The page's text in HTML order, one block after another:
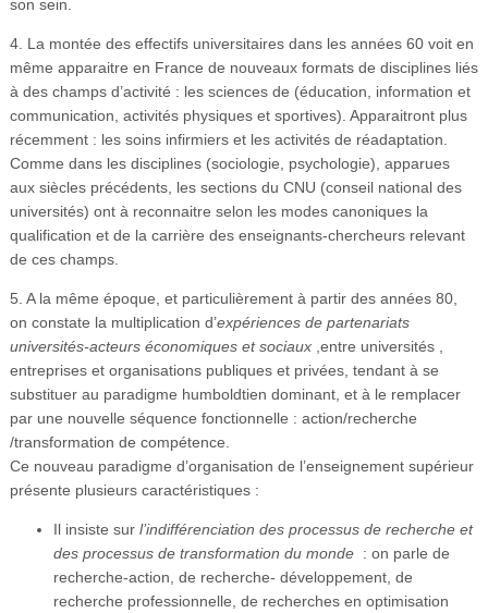
son sein.
4. La montée des effectifs universitaires dans les années 60 voit en
même apparaitre en France de nouveaux formats de disciplines liés
à des champs d’activité : les sciences de (éducation, information et
communication, activités physiques et sportives). Apparaitront plus
récemment : les soins infirmiers et les activités de réadaptation.
Comme dans les disciplines (sociologie, psychologie), apparues
aux siècles précédents, les sections du CNU (conseil national des
universités) ont à reconnaitre selon les modes canoniques la
qualification et de la carrière des enseignants-chercheurs relevant
de ces champs.
5. A la même époque, et particulièrement à partir des années 80,
on constate la multiplication d’expériences de partenariats
universités-acteurs économiques et sociaux,entre universités ,
entreprises et organisations publiques et privées, tendant à se
substituer au paradigme humboldtien dominant, et à le remplacer
par une nouvelle séquence fonctionnelle : action/recherche
/transformation de compétence.
Ce nouveau paradigme d’organisation de l’enseignement supérieur
présente plusieurs caractéristiques :
Il insiste sur l’indifférenciation des processus de recherche et
des processus de transformation du monde : on parle de
recherche-action, de recherche- développement, de
recherche professionnelle, de recherches en optimisation